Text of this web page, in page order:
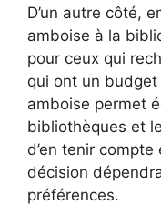
D’un autre côté,
amboise à la
pour ceux qui
qui ont un budget
amboise permet
bibliothèques et
d’en tenir
décision
préférences.